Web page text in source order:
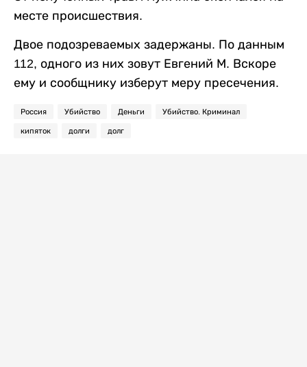
месте происшествия.
Двое подозреваемых задержаны. По данным
112, одного из них зовут Евгений М. Вскоре
ему и сообщнику изберут меру пресечения.
Россия Убийство Деньги Убийство. Криминал
кипяток долги долг